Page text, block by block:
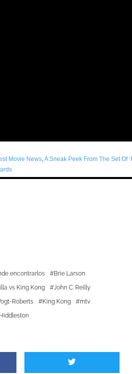
Movie News A Sneak Peek From The Set Of
encontrarlos
Brie Larson
vs King Kong
John C. Reilly
Roberts King Kong
mtv